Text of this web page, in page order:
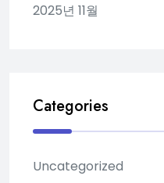
2025년 11월
Categories
Uncategorized